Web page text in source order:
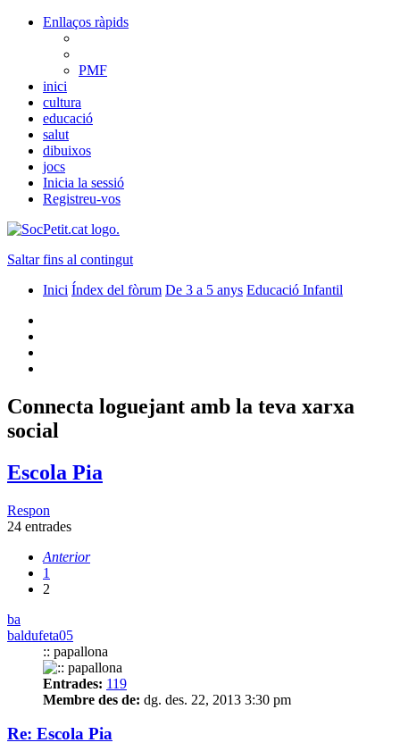
Enllaços ràpids
PMF
inici
cultura
educació
salut
dibuixos
jocs
Inicia la sessió
Registreu-vos
Saltar fins al contingut
Inici Índex del fòrum De 3 a 5 anys Educació Infantil
Connecta loguejant amb la teva xarxa
social
Escola Pia
Respon
24 entrades
Anterior
1
2
ba
baldufeta05
:: papallona
Entrades: 119
Membre des de: dg. des. 22, 2013 3:30 pm
Re: Escola Pia